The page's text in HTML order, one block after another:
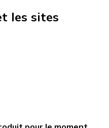
les sites